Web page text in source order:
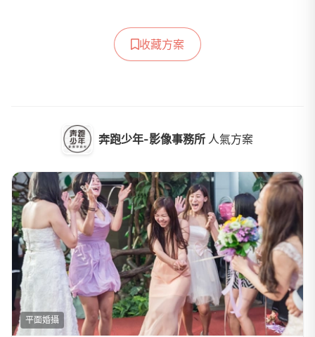
收藏方案
奔跑少年-影像事務所 人氣方案
平面婚攝